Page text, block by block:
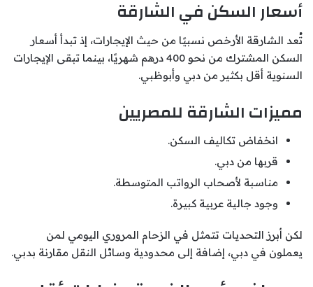
أسعار السكن في الشارقة
تُعد الشارقة الأرخص نسبيًا من حيث الإيجارات، إذ تبدأ أسعار
السكن المشترك من نحو 400 درهم شهريًا، بينما تبقى الإيجارات
السنوية أقل بكثير من دبي وأبوظبي.
مميزات الشارقة للمصريين
انخفاض تكاليف السكن.
قربها من دبي.
مناسبة لأصحاب الرواتب المتوسطة.
وجود جالية عربية كبيرة.
لكن أبرز التحديات تتمثل في الزحام المروري اليومي لمن
يعملون في دبي، إضافة إلى محدودية وسائل النقل مقارنة بدبي.